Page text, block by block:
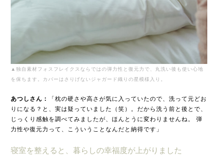
▲独自素材フォスフレイクスならではの弾力性と復元力で、丸洗い後も使い心地
を保ちます。カバーはさりげないジャガード織りの星模様入り。
あつしさん：
「枕の硬さや高さが気に入っていたので、洗って元どお
りになる？と、実は疑っていました（笑）。だから洗う前と後とで、
じっくり感触を調べてみましたが、ほんとうに変わりませんね。 弾
力性や復元力って、こういうことなんだと納得です」
寝室を整えると、暮らしの幸福度が上がりました